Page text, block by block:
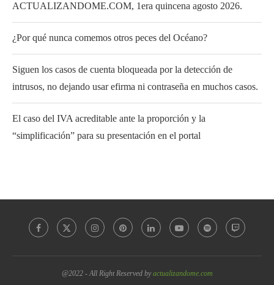
ACTUALIZANDOME.COM, 1era quincena agosto 2026.
¿Por qué nunca comemos otros peces del Océano?
Siguen los casos de cuenta bloqueada por la detección de
intrusos, no dejando usar efirma ni contraseña en muchos casos.
El caso del IVA acreditable ante la proporción y la
“simplificación” para su presentación en el portal
@2022 - All Right Reserved byactualizandome.com